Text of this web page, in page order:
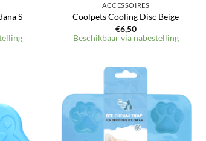
S
ACCESSOIRES
Coolpets Cooling Disc Beige
€6,50
Beschikbaar via nabestelling
aan
Toevoegen
aan
verlanglijst